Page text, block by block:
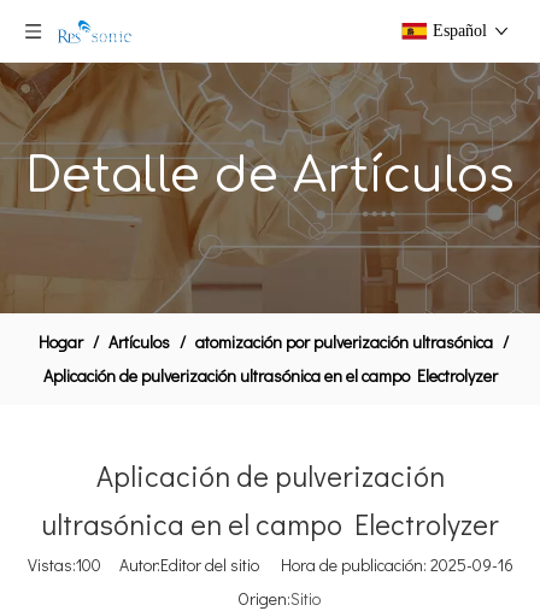
Español
Detalle de Artículos
Hogar / Artículos / atomización por pulverización ultrasónica /
Aplicación de pulverización ultrasónica en el campo Electrolyzer
Aplicación de pulverización
ultrasónica en el campo Electrolyzer
Vistas:100 Autor:Editor del sitio Hora de publicación: 2025-09-16
Origen:Sitio